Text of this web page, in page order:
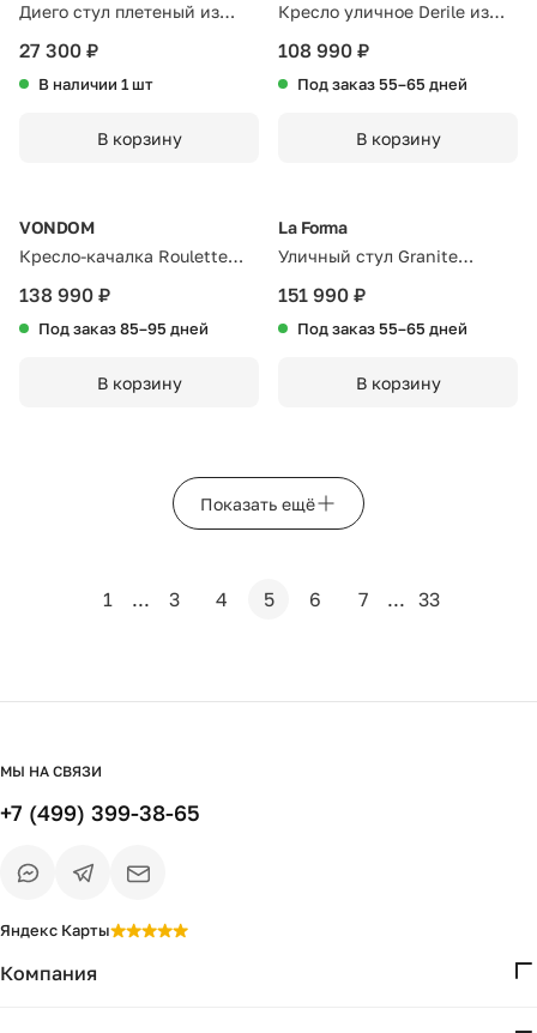
Диего стул плетеный из
роупа, каркас из стали
27 300 ₽
В наличии 1 шт
В корзину
Кресло уличное Derile из
дуба с натуральной
веревки
108 990 ₽
Под заказ 55–65 дней
В корзину
VONDOM
Кресло-качалка Roulette
KIDS
138 990 ₽
Под заказ 85–95 дней
В корзину
La Forma
Уличный стул Granite
бежевый с ножками из
151 990 ₽
Под заказ 55–65 дней
В корзину
Показать ещё
1 ... 3 4 5 6 7 ... 33
Компания
МЫ НА СВЯЗИ
+7 (499) 399-38-65
Яндекс Карты